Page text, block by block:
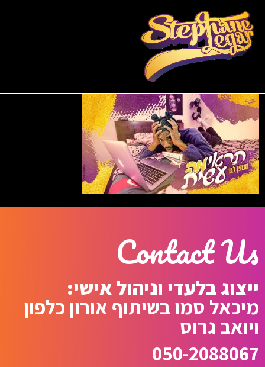
Contact Us
ייצוג בלעדי וניהול אישי:
מיכאל סמו בשיתוף אורון כלפון
ויואב גרוס
050-2088067